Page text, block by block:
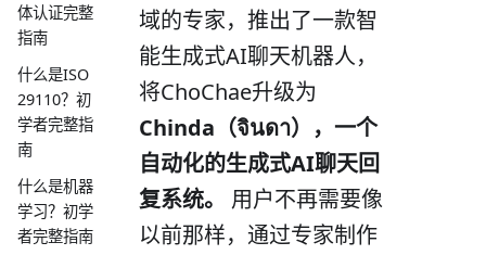
体认证完整
指南
什么是ISO
29110？初
学者完整指
南
什么是机器
学习？初学
者完整指南
域的专家，推出了一款智
能生成式AI聊天机器人，
将ChoChae升级为
Chinda（จินดา），一个
自动化的生成式AI聊天回
复系统。
用户不再需要像
以前那样，通过专家制作